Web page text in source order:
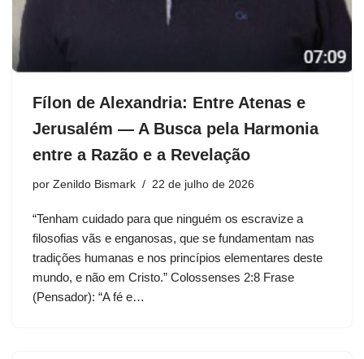
Fílon de Alexandria: Entre Atenas e
Jerusalém — A Busca pela Harmonia
entre a Razão e a Revelação
por Zenildo Bismark 22 de julho de 2026
“Tenham cuidado para que ninguém os escravize a
filosofias vãs e enganosas, que se fundamentam nas
tradições humanas e nos princípios elementares deste
mundo, e não em Cristo.” Colossenses 2:8 Frase
(Pensador): “A fé e…